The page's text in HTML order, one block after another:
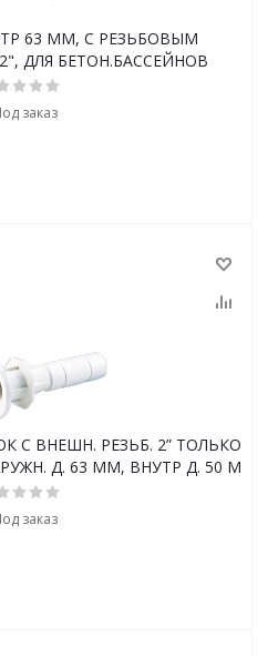
ДЛЯ БЕТОН.БАССЕЙНОВ
заказ
С ВНЕШН. РЕЗЬБ. 2” ТОЛЬКО
Д. 63 ММ, ВНУТР Д. 50 М
заказ